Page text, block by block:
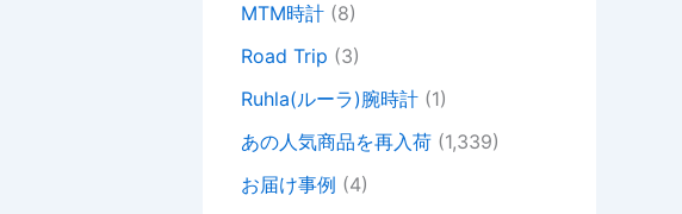
MTM時計 (8)
Road Trip (3)
Ruhla(ルーラ)腕時計 (1)
あの人気商品を再入荷 (1,339)
お届け事例 (4)